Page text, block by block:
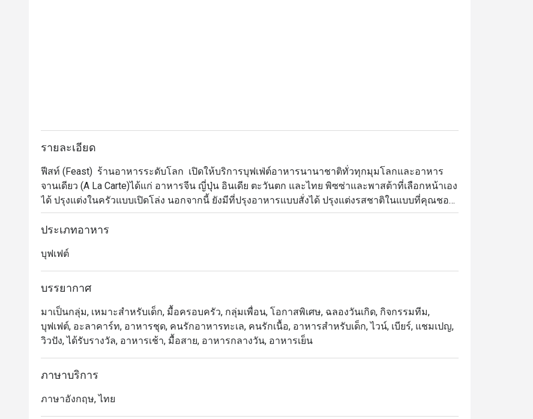
รายละเอียด
ฟีสท์ (Feast)  ร้านอาหารระดับโลก  เปิดให้บริการบุฟเฟ่ต์อาหารนานาชาติทั่วทุกมุมโลกและอาหาร
จานเดียว (A La Carte)ได้แก่ อาหารจีน ญี่ปุ่น อินเดีย ตะวันตก และไทย พิซซ่าและพาสต้าที่เลือกหน้าเอง
ได้ ปรุงแต่งในครัวแบบเปิดโล่ง นอกจากนี้ ยังมีที่ปรุงอาหารแบบสั่งได้ ปรุงแต่งรสชาติในแบบที่คุณชอบ
โดยเฉพาะ เลือกทานอาหารอร่อยได้อย่างหลากหลาย ตั้งแต่ซูชิโรลสดใหม่และพิซซ่าอบเตาถ่าน ไป
จนถึงของหวานสไตล์เอเชียที่น่าสนใจ ฟีสท์ (Feast) พร้อมตอบสนองความต้องการของแขกทุกวัย ใน
ทิวทัศน์แม่น้ำเจ้าพระยาที่น่าตื่นตาตื่นใจ
ประเภทอาหาร
บุฟเฟต์
บรรยากาศ
มาเป็นกลุ่ม, เหมาะสำหรับเด็ก, มื้อครอบครัว, กลุ่มเพื่อน, โอกาสพิเศษ, ฉลองวันเกิด, กิจกรรมทีม,
บุฟเฟต์, อะลาคาร์ท, อาหารชุด, คนรักอาหารทะเล, คนรักเนื้อ, อาหารสำหรับเด็ก, ไวน์, เบียร์, แชมเปญ,
วิวปัง, ได้รับรางวัล, อาหารเช้า, มื้อสาย, อาหารกลางวัน, อาหารเย็น
ภาษาบริการ
ภาษาอังกฤษ, ไทย